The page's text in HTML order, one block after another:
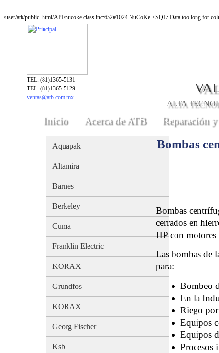
/user/atb/public_html/API/nucoke.class.inc:652#1024 NuCoKe->SQL: Data too long for
TEL. (81)1365-5131
TEL. (81)1365-5129
ventas@atb.com.mx
ALTA
Inicio Acerca de ATB Reparación
Aquapak
Altamira
Barnes
Berkeley
Cuma
Franklin Electric
KORAX
Grundfos
KORAX
Georg Fischer
Ksb
Bombas
Bombas
cerrados en
HP con
Las bombas de
para:
Bombeo
En la
Riego
Equipos
Equipos
Procesos